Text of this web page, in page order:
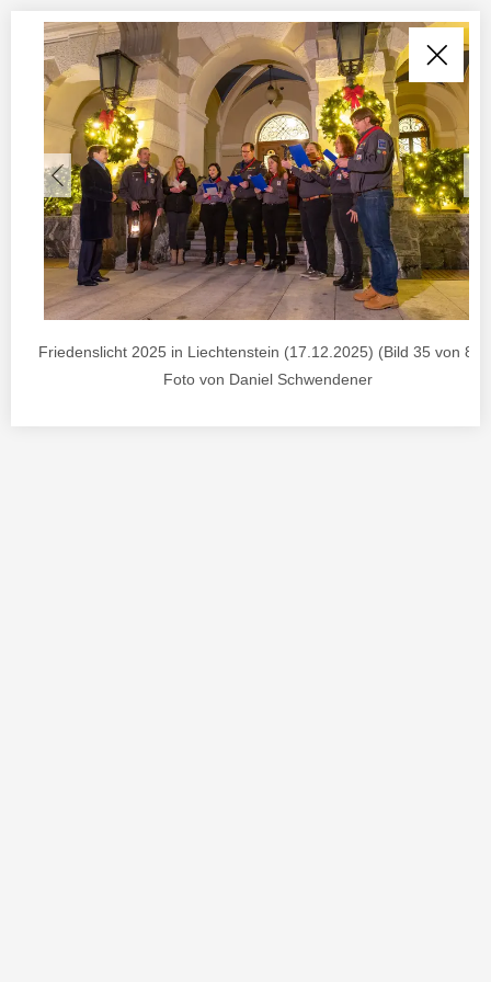
Friedenslicht 2025 in Liechtenstein (17.12.2025) (Bild 35 von 85)
Foto von Daniel Schwendener